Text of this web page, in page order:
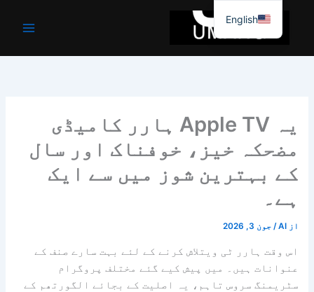
جائیں۔
یہ Apple TV ہارر کامیڈی
مضحکہ خیز، خوفناک اور سال
کے بہترین شوز میں سے ایک
ہے۔
از AI
/جون 3, 2026
اس وقت ہارر ٹی ویتلاش کرنے کے لئے بہت سارے صنف کے
عنوانات ہیں۔ میں پیش کیے گئے مختلف پروگرام
سٹریمنگ سروس تاہم، یہ اصلیت کے بجائے الگورتھم کے
English